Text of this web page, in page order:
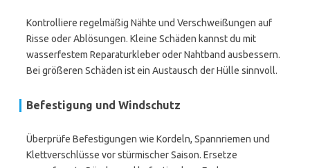
Kontrolliere regelmäßig Nähte und Verschweißungen auf
Risse oder Ablösungen. Kleine Schäden kannst du mit
wasserfestem Reparaturkleber oder Nahtband ausbessern.
Bei größeren Schäden ist ein Austausch der Hülle sinnvoll.
Befestigung und Windschutz
Überprüfe Befestigungen wie Kordeln, Spannriemen und
Klettverschlüsse vor stürmischer Saison. Ersetze